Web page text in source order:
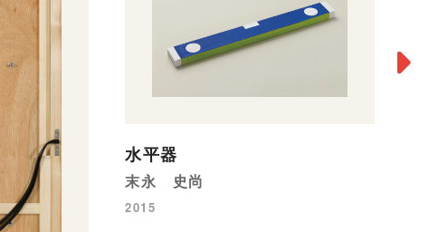
水平器
末永 史尚
2015